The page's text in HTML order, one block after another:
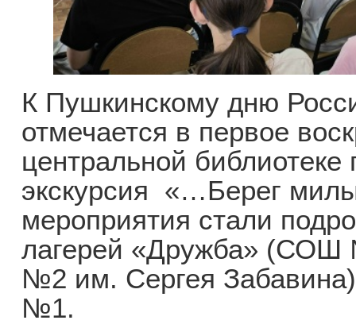
К Пушкинскому дню
отмечается в первое
центральной
экскурсия «…Берег
мероприятия стали
лагерей «Дружба»
№2 им. Сергея
№1.